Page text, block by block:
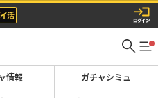
情報 ガチャシミュ